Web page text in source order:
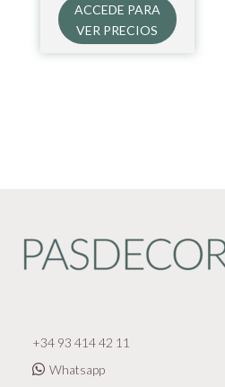
ACCEDE PARA
VER PRECIOS
+34 93 414 42 11
Whatsapp